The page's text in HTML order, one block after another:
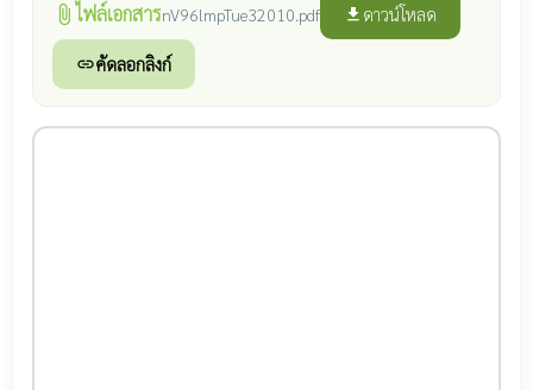
attach_file ไฟล์เอกสารnV96lmpTue32010.pdf file_download ดาวน์โหลด
linkคัดลอกลิงก์